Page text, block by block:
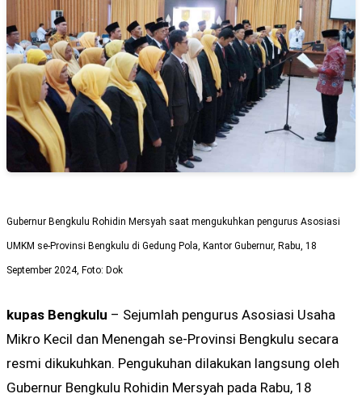
Gubernur Bengkulu Rohidin Mersyah saat mengukuhkan pengurus Asosiasi
UMKM se-Provinsi Bengkulu di Gedung Pola, Kantor Gubernur, Rabu, 18
September 2024, Foto: Dok
kupas Bengkulu – Sejumlah pengurus Asosiasi Usaha
Mikro Kecil dan Menengah se-Provinsi Bengkulu secara
resmi dikukuhkan. Pengukuhan dilakukan langsung oleh
Gubernur Bengkulu Rohidin Mersyah pada Rabu, 18